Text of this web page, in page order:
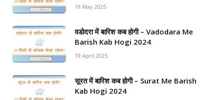
19 May 2025
वडोदरा में बारिश कब होगी – Vadodara Me
Barish Kab Hogi 2024
19 April 2025
सूरत में बारिश कब होगी – Surat Me Barish
Kab Hogi 2024